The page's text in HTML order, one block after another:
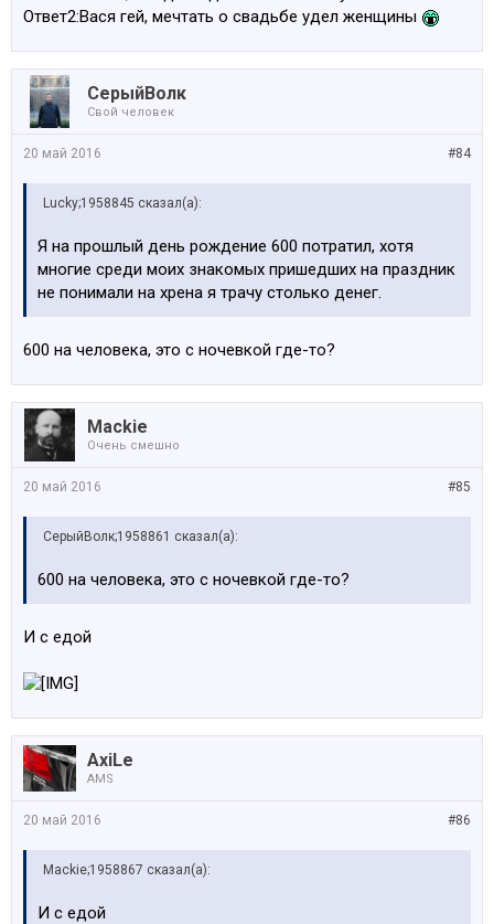
Вопрос2: кто кидает понты?
Ответ2:Вася гей, мечтать о свадьбе удел женщины
СерыйВолк
Свой человек
#84
20 май 2016
Lucky;1958845 сказал(а):
Я на прошлый день рождение 600 потратил, хотя
многие среди моих знакомых пришедших на праздник
не понимали на хрена я трачу столько денег.
600 на человека, это с ночевкой где-то?
Mackie
Очень смешно
#85
20 май 2016
СерыйВолк;1958861 сказал(а):
600 на человека, это с ночевкой где-то?
И с едой
AxiLe
AMS
#86
20 май 2016
Mackie;1958867 сказал(а):
И с едой